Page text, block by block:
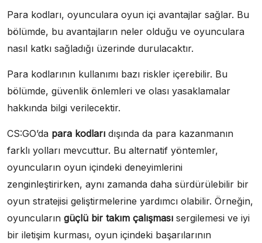
Para kodları, oyunculara oyun içi avantajlar sağlar. Bu
bölümde, bu avantajların neler olduğu ve oyunculara
nasıl katkı sağladığı üzerinde durulacaktır.
Para kodlarının kullanımı bazı riskler içerebilir. Bu
bölümde, güvenlik önlemleri ve olası yasaklamalar
hakkında bilgi verilecektir.
CS:GO’da para kodları dışında da para kazanmanın
farklı yolları mevcuttur. Bu alternatif yöntemler,
oyuncuların oyun içindeki deneyimlerini
zenginleştirirken, aynı zamanda daha sürdürülebilir bir
oyun stratejisi geliştirmelerine yardımcı olabilir. Örneğin,
oyuncuların güçlü bir takım çalışması sergilemesi ve iyi
bir iletişim kurması, oyun içindeki başarılarının